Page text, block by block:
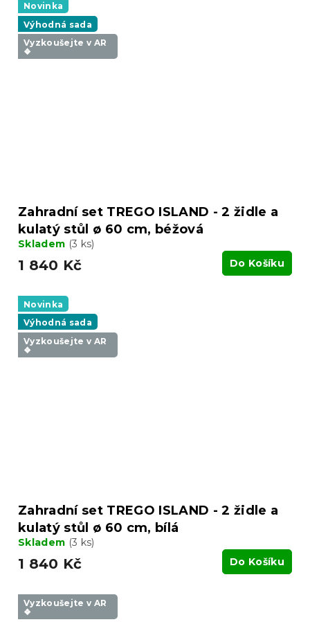
Novinka
Výhodná sada
Vyzkoušejte v AR
❖
Zahradní set TREGO ISLAND - 2 židle a
kulatý stůl ø 60 cm, béžová
Skladem (3 ks)
1 840 Kč Do Košíku
Novinka
Výhodná sada
Vyzkoušejte v AR
❖
Zahradní set TREGO ISLAND - 2 židle a
kulatý stůl ø 60 cm, bílá
Skladem (3 ks)
1 840 Kč Do Košíku
Vyzkoušejte v AR
❖